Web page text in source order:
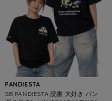
PANDIESTA
SB PANDIESTA 読書 大好き パン